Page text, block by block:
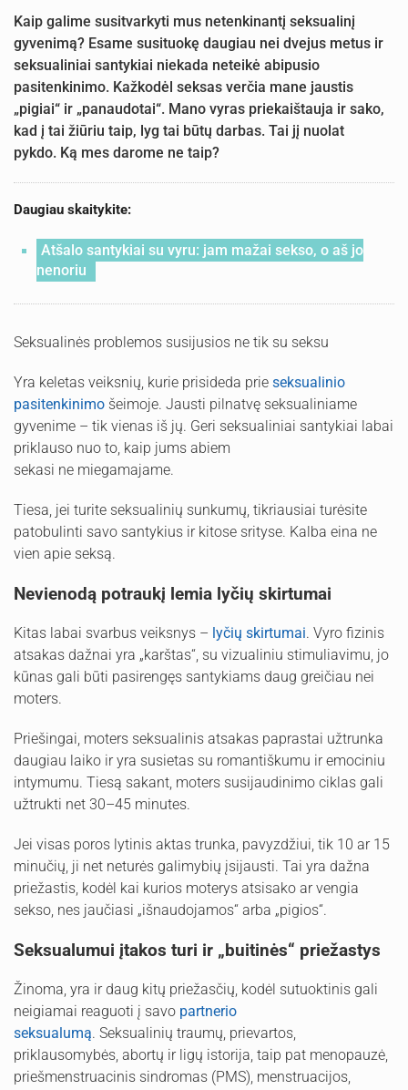
Kaip galime susitvarkyti mus netenkinantį seksualinį
gyvenimą? Esame susituokę daugiau nei dvejus metus ir
seksualiniai santykiai niekada neteikė abipusio
pasitenkinimo. Kažkodėl seksas verčia mane jaustis
„pigiai“ ir „panaudotai“. Mano vyras priekaištauja ir sako,
kad į tai žiūriu taip, lyg tai būtų darbas. Tai jį nuolat
pykdo. Ką mes darome ne taip?
Daugiau skaitykite:
Atšalo santykiai su vyru: jam mažai sekso, o aš jo
nenoriu
Seksualinės problemos susijusios ne tik su seksu
Yra keletas veiksnių, kurie prisideda prie seksualinio
pasitenkinimo šeimoje. Jausti pilnatvę seksualiniame
gyvenime – tik vienas iš jų. Geri seksualiniai santykiai labai
priklauso nuo to, kaip jums abiem
sekasi ne miegamajame.
Tiesa, jei turite seksualinių sunkumų, tikriausiai turėsite
patobulinti savo santykius ir kitose srityse. Kalba eina ne
vien apie seksą.
Nevienodą potraukį lemia lyčių skirtumai
Kitas labai svarbus veiksnys – lyčių skirtumai. Vyro fizinis
atsakas dažnai yra „karštas“, su vizualiniu stimuliavimu, jo
kūnas gali būti pasirengęs santykiams daug greičiau nei
moters.
Priešingai, moters seksualinis atsakas paprastai užtrunka
daugiau laiko ir yra susietas su romantiškumu ir emociniu
intymumu. Tiesą sakant, moters susijaudinimo ciklas gali
užtrukti net 30–45 minutes.
Jei visas poros lytinis aktas trunka, pavyzdžiui, tik 10 ar 15
minučių, ji net neturės galimybių įsijausti. Tai yra dažna
priežastis, kodėl kai kurios moterys atsisako ar vengia
sekso, nes jaučiasi „išnaudojamos“ arba „pigios“.
Seksualumui įtakos turi ir „buitinės“ priežastys
Žinoma, yra ir daug kitų priežasčių, kodėl sutuoktinis gali
neigiamai reaguoti į savo partnerio
seksualumą. Seksualinių traumų, prievartos,
priklausomybės, abortų ir ligų istorija, taip pat menopauzė,
priešmenstruacinis sindromas (PMS), menstruacijos,